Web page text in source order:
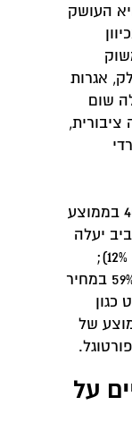
העושק
אגרות
שום
התחבורה בתל אביב יקרה ב-40% בממוצע
יעלה
1.68 יורו לעומת 1.5 יורו (פער של 12%);
חופשי חודשי יהיה עם פער של 59% במחיר
כגון
של
על